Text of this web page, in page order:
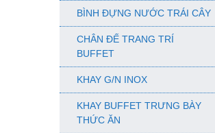
BÌNH ĐỰNG NƯỚC TRÁI CÂY
CHÂN ĐẾ TRANG TRÍ
BUFFET
KHAY G/N INOX
KHAY BUFFET TRƯNG BÀY
THỨC ĂN